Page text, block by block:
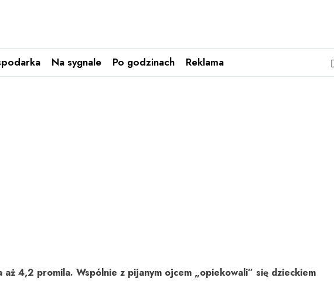
Na sygnale Po godzinach Reklama
aż 4,2 promila. Wspólnie z pijanym ojcem „opiekowali” się dzieckiem